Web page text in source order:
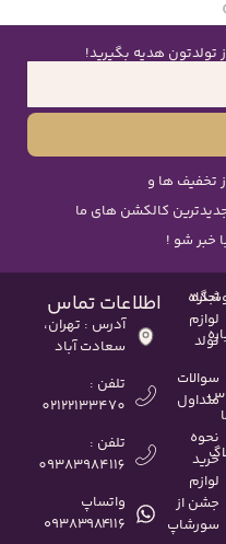
هدیه بگیرید!
تخفیف ها و
کالکشن های ما
خبر شو !
اجاره
لوازم
تولد
سوالات
متداول
نحوه
خرید
لوازم
جشن از
سورشاپ
اطلاعات تماس
آدرس : تهران،
سعادت آباد
تلفن :
02122133470
تلفن :
09383984116
واتساپ
۰۹۳۸۳۹۸۴۱۱۶